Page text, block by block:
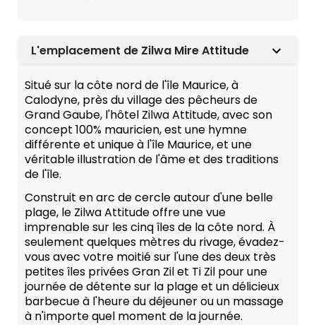
L'emplacement de Zilwa Mire Attitude
Situé sur la côte nord de l'île Maurice, à
Calodyne, près du village des pêcheurs de
Grand Gaube, l'hôtel Zilwa Attitude, avec son
concept 100% mauricien, est une hymne
différente et unique à l'île Maurice, et une
véritable illustration de l'âme et des traditions
de l'île.
Construit en arc de cercle autour d'une belle
plage, le Zilwa Attitude offre une vue
imprenable sur les cinq îles de la côte nord. À
seulement quelques mètres du rivage, évadez-
vous avec votre moitié sur l'une des deux très
petites îles privées Gran Zil et Ti Zil pour une
journée de détente sur la plage et un délicieux
barbecue à l'heure du déjeuner ou un massage
à n'importe quel moment de la journée.